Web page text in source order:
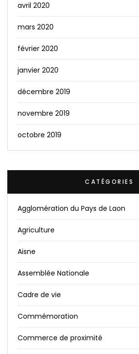
avril 2020
mars 2020
février 2020
janvier 2020
décembre 2019
novembre 2019
octobre 2019
CATÉGORIES
Agglomération du Pays de Laon
Agriculture
Aisne
Assemblée Nationale
Cadre de vie
Commémoration
Commerce de proximité